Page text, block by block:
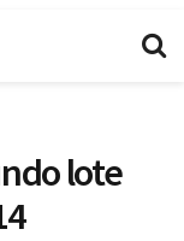
lote